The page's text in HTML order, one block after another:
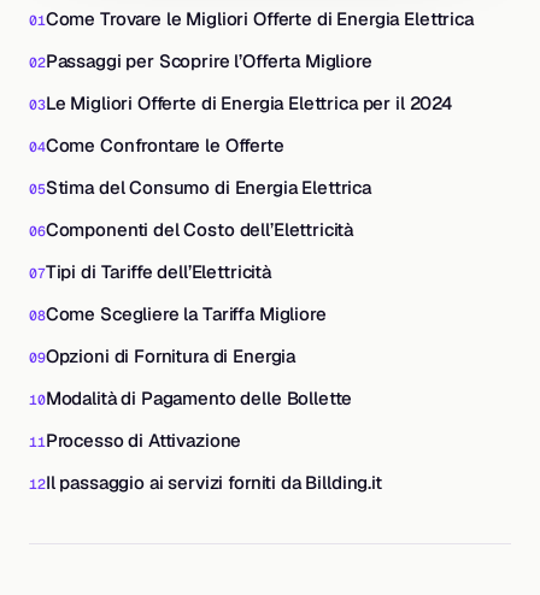
Come Trovare le Migliori Offerte di Energia Elettrica
Passaggi per Scoprire l’Offerta Migliore
Le Migliori Offerte di Energia Elettrica per il 2024
Come Confrontare le Offerte
Stima del Consumo di Energia Elettrica
Componenti del Costo dell’Elettricità
Tipi di Tariffe dell’Elettricità
Come Scegliere la Tariffa Migliore
Opzioni di Fornitura di Energia
Modalità di Pagamento delle Bollette
Processo di Attivazione
Il passaggio ai servizi forniti da Billding.it